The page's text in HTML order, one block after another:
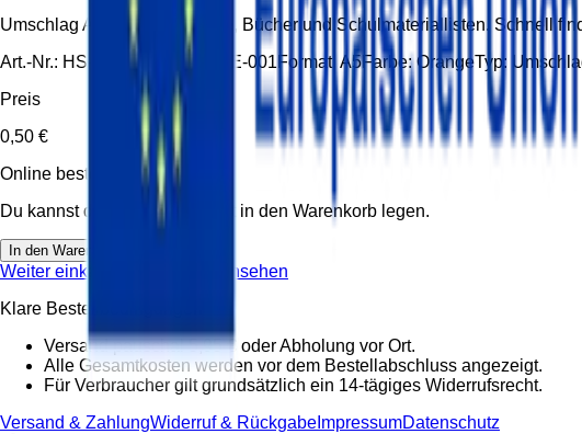
Umschlag A5 orange für Hefte, Bücher und Schulmateriallisten. Schnell
Art.-Nr.: HS-UMS-A5-ORANGE-001Format: A5Farbe:OrangeTyp:
Preis
0,50 €
Online bestellbar
Du kannst diesen Artikel direkt in den Warenkorb legen.
In den Warenkorb
Weiter einkaufen
Warenkorb ansehen
Klare Bestellbedingungen
Versand pauschal 5,95 € oder Abholung vor Ort.
Alle Gesamtkosten werden vor dem Bestellabschluss angezeigt.
Für Verbraucher gilt grundsätzlich ein 14-tägiges Widerrufsrecht.
Versand & ZahlungWiderruf & Rückgabe ImpressumDatenschutz